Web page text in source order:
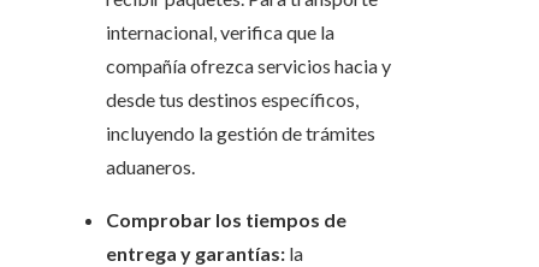
internacional, verifica que la
compañía ofrezca servicios hacia y
desde tus destinos específicos,
incluyendo la gestión de trámites
aduaneros.
Comprobar los tiempos de
entrega y garantías: la